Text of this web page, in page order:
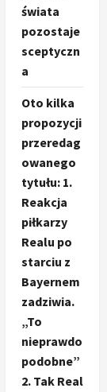
świata
pozostaje
sceptyczn
a
Oto kilka
propozycji
przeredag
owanego
tytułu: 1.
Reakcja
piłkarzy
Realu po
starciu z
Bayernem
zadziwia.
„To
nieprawdo
podobne”
2. Tak Real